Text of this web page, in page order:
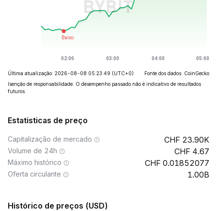
Última atualização: 2026-08-08 05:23:49 (UTC+0)
Fonte dos dados: CoinGecko
Isenção de responsabilidade: O desempenho passado não é indicativo de resultados
futuros.
Estatisticas de preço
Capitalização de mercado 23.90K
Volume de 24h 4.67
Máximo histórico 0.01852077
Oferta circulante 1.00B
Histórico de preços (USD)